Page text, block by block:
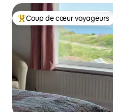
Coups de cœur voyageurs
Coup de cœur voyageurs